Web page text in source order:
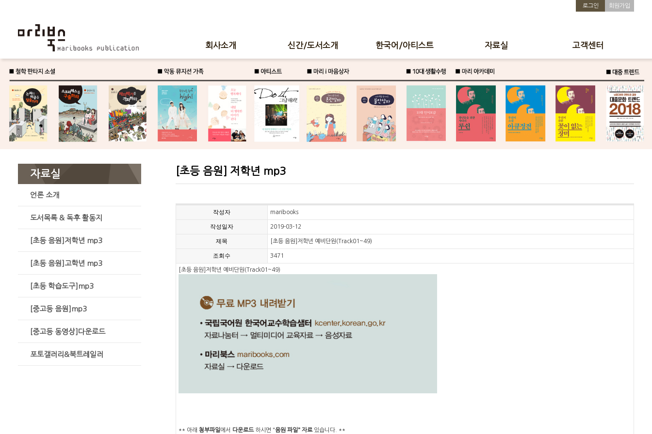
로그인 회원가입
회사소개 신간/도서소개 한국어/아티스트 자료실 고객센터
[초등 음원] 저학년 mp3
작성자 maribooks
작성일자 2019-03-12
제목 [초등 음원]저학년 예비단원(Track01~49)
조회수 3471
[초등 음원]저학년 예비단원(Track01~49)
** 아래 첨부파일에서 다운로드하시면 "음원 파일" 자료 있습니다. **
자료실
언론 소개
도서목록 & 독후 활동지
[초등 음원]저학년 mp3
[초등 음원]고학년 mp3
[초등 학습도구]mp3
[중고등 음원]mp3
[중고등 동영상]다운로드
포토갤러리&북트레일러